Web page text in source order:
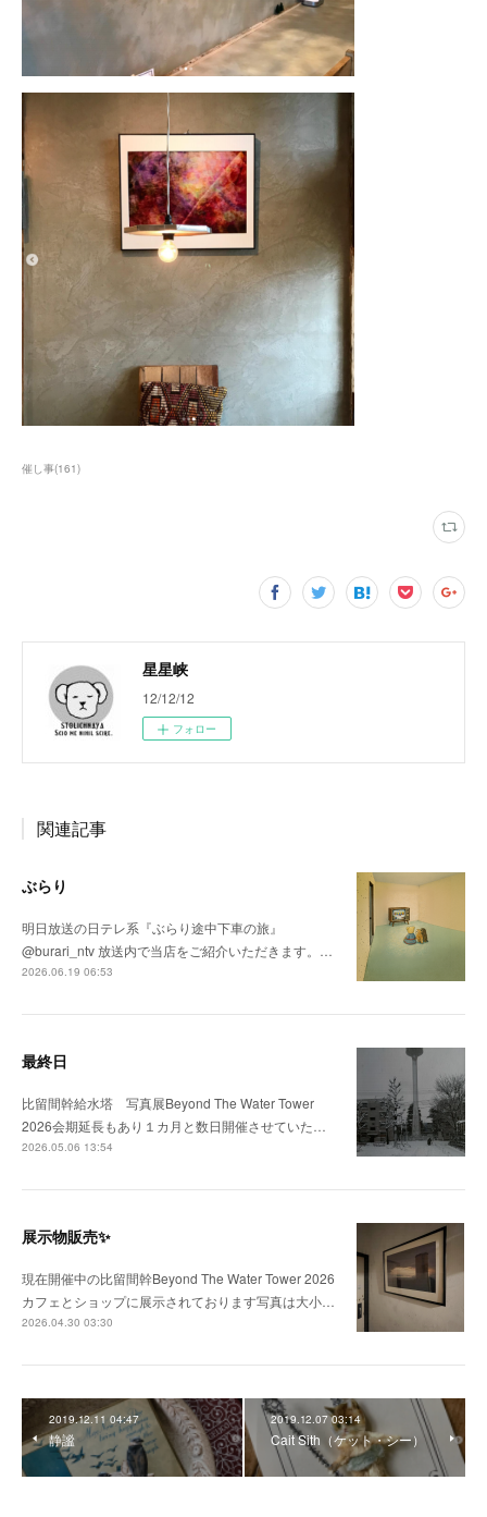
催し事(161)
星星峡
12/12/12
フォロー
関連記事
ぶらり
明日放送の日テレ系『ぶらり途中下車の旅』
@burari_ntv 放送内で当店をご紹介いただきます。…
2026.06.19 06:53
最終日
比留間幹給水塔 写真展Beyond The Water Tower
2026会期延長もあり１カ月と数日開催させていた…
2026.05.06 13:54
展示物販売✨
現在開催中の比留間幹Beyond The Water Tower 2026
カフェとショップに展示されております写真は大小…
2026.04.30 03:30
2019.12.11 04:47
静謐
2019.12.07 03:14
Cait Sith（ケット・シー）